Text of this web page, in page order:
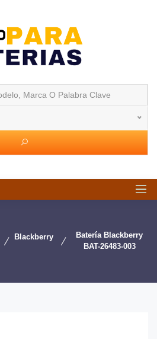
Blackberry
Batería Blackberry
BAT-26483-003